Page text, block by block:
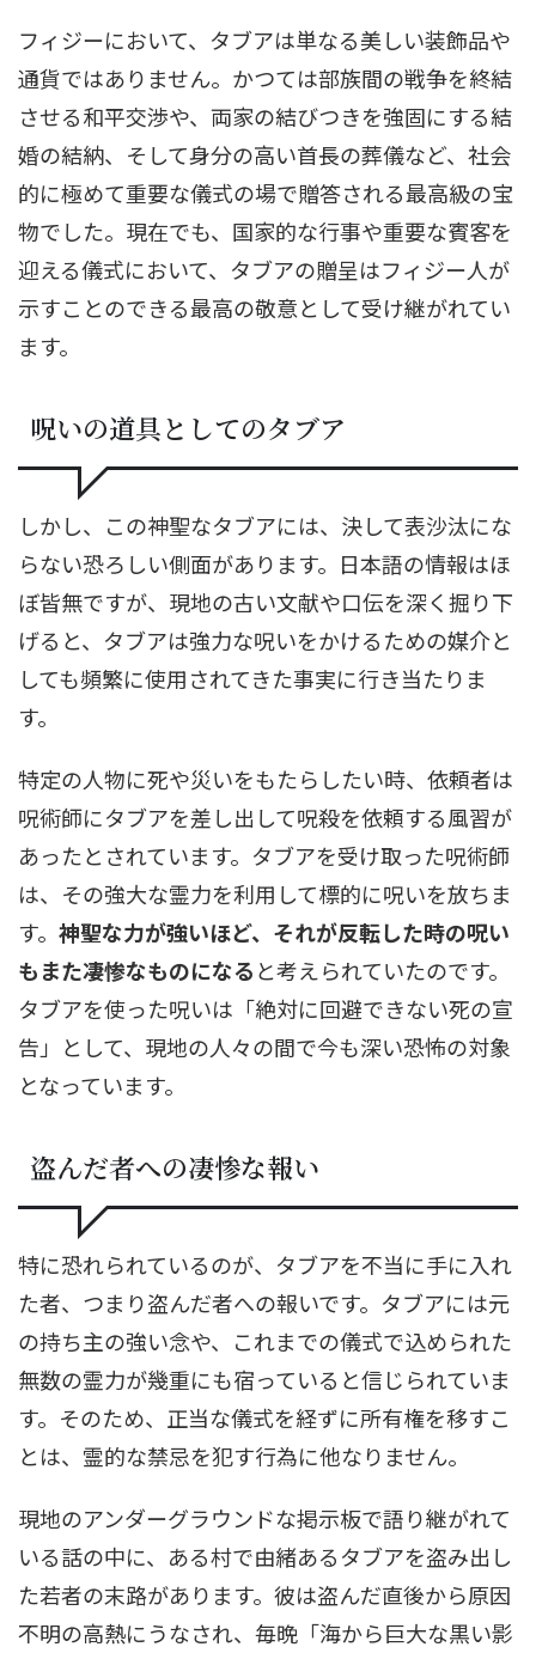
フィジーにおいて、タブアは単なる美しい装飾品や
通貨ではありません。かつては部族間の戦争を終結
させる和平交渉や、両家の結びつきを強固にする結
婚の結納、そして身分の高い首長の葬儀など、社会
的に極めて重要な儀式の場で贈答される最高級の宝
物でした。現在でも、国家的な行事や重要な賓客を
迎える儀式において、タブアの贈呈はフィジー人が
示すことのできる最高の敬意として受け継がれてい
ます。
呪いの道具としてのタブア
しかし、この神聖なタブアには、決して表沙汰にな
らない恐ろしい側面があります。日本語の情報はほ
ぼ皆無ですが、現地の古い文献や口伝を深く掘り下
げると、タブアは強力な呪いをかけるための媒介と
しても頻繁に使用されてきた事実に行き当たりま
す。
特定の人物に死や災いをもたらしたい時、依頼者は
呪術師にタブアを差し出して呪殺を依頼する風習が
あったとされています。タブアを受け取った呪術師
は、その強大な霊力を利用して標的に呪いを放ちま
す。 神聖な力が強いほど、それが反転した時の呪い
もまた凄惨なものになると考えられていたのです。
タブアを使った呪いは「絶対に回避できない死の宣
告」として、現地の人々の間で今も深い恐怖の対象
となっています。
盗んだ者への凄惨な報い
特に恐れられているのが、タブアを不当に手に入れ
た者、つまり盗んだ者への報いです。タブアには元
の持ち主の強い念や、これまでの儀式で込められた
無数の霊力が幾重にも宿っていると信じられていま
す。そのため、正当な儀式を経ずに所有権を移すこ
とは、霊的な禁忌を犯す行為に他なりません。
現地のアンダーグラウンドな掲示板で語り継がれて
いる話の中に、ある村で由緒あるタブアを盗み出し
た若者の末路があります。彼は盗んだ直後から原因
不明の高熱にうなされ、毎晩「海から巨大な黒い影